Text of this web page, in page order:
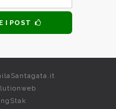
I POST